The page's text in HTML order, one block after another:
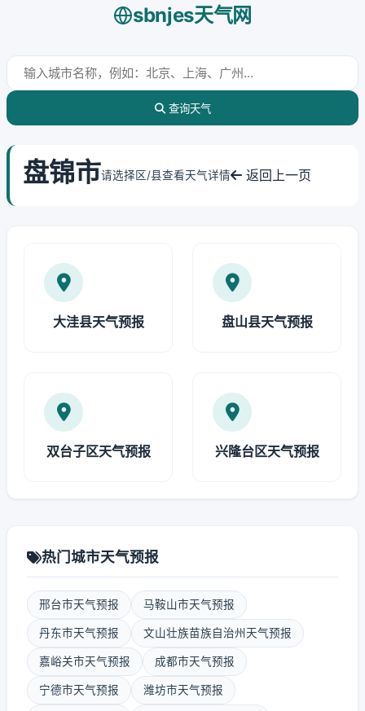
sbnjes天气网
查询天气
盘锦市请选择区/县查看天气详情 返回上一页
大洼县天气预报 盘山县天气预报
双台子区天气预报 兴隆台区天气预报
热门城市天气预报
邢台市天气预报 马鞍山市天气预报
丹东市天气预报 文山壮族苗族自治州天气预报
嘉峪关市天气预报 成都市天气预报
宁德市天气预报 潍坊市天气预报